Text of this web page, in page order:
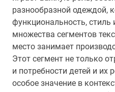
разнообразной одеждой,
функциональность,
множества сегментов
место занимает
Этот сегмент не только
и потребности детей и их
особое значение в